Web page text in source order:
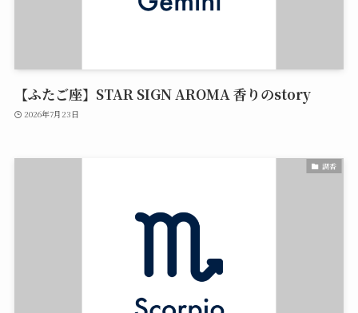
【ふたご座】STAR SIGN AROMA 香りのstory
2026年7月23日
調香